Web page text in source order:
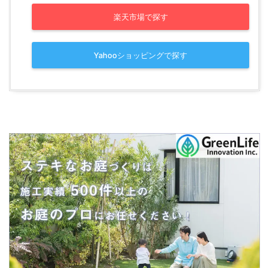
楽天市場で探す
Yahooショッピングで探す